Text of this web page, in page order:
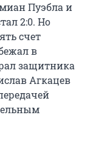
Пуэбла и
2:0. Но
счет
в
защитника
Агкацев